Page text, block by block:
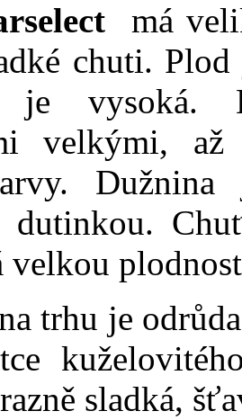
má
chuti.
je vysoká.
velkými,
dutinkou.
velkou
trhu je
sladká,